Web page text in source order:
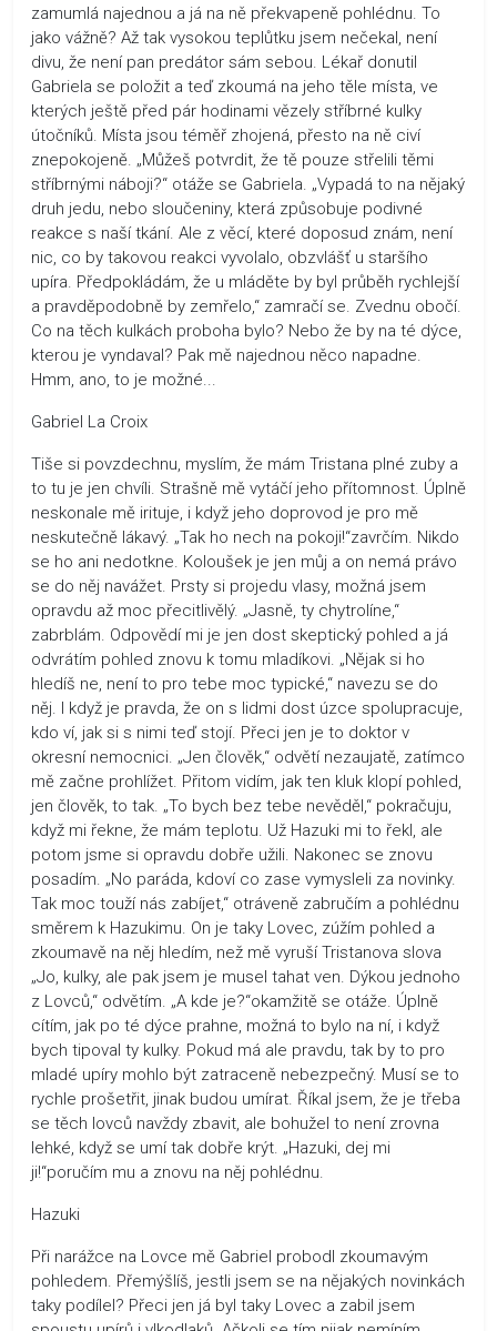
zamumlá najednou a já na ně překvapeně pohlédnu. To
jako vážně? Až tak vysokou teplůtku jsem nečekal, není
divu, že není pan predátor sám sebou. Lékař donutil
Gabriela se položit a teď zkoumá na jeho těle místa, ve
kterých ještě před pár hodinami vězely stříbrné kulky
útočníků. Místa jsou téměř zhojená, přesto na ně civí
znepokojeně. „Můžeš potvrdit, že tě pouze střelili těmi
stříbrnými náboji?“ otáže se Gabriela. „Vypadá to na nějaký
druh jedu, nebo sloučeniny, která způsobuje podivné
reakce s naší tkání. Ale z věcí, které doposud znám, není
nic, co by takovou reakci vyvolalo, obzvlášť u staršího
upíra. Předpokládám, že u mláděte by byl průběh rychlejší
a pravděpodobně by zemřelo,“ zamračí se. Zvednu obočí.
Co na těch kulkách proboha bylo? Nebo že by na té dýce,
kterou je vyndaval? Pak mě najednou něco napadne.
Hmm, ano, to je možné...
Gabriel La Croix
Tiše si povzdechnu, myslím, že mám Tristana plné zuby a
to tu je jen chvíli. Strašně mě vytáčí jeho přítomnost. Úplně
neskonale mě irituje, i když jeho doprovod je pro mě
neskutečně lákavý. „Tak ho nech na pokoji!“zavrčím. Nikdo
se ho ani nedotkne. Koloušek je jen můj a on nemá právo
se do něj navážet. Prsty si projedu vlasy, možná jsem
opravdu až moc přecitlivělý. „Jasně, ty chytrolíne,“
zabrblám. Odpovědí mi je jen dost skeptický pohled a já
odvrátím pohled znovu k tomu mladíkovi. „Nějak si ho
hledíš ne, není to pro tebe moc typické,“ navezu se do
něj. I když je pravda, že on s lidmi dost úzce spolupracuje,
kdo ví, jak si s nimi teď stojí. Přeci jen je to doktor v
okresní nemocnici. „Jen člověk,“ odvětí nezaujatě, zatímco
mě začne prohlížet. Přitom vidím, jak ten kluk klopí pohled,
jen člověk, to tak. „To bych bez tebe nevěděl,“ pokračuju,
když mi řekne, že mám teplotu. Už Hazuki mi to řekl, ale
potom jsme si opravdu dobře užili. Nakonec se znovu
posadím. „No paráda, kdoví co zase vymysleli za novinky.
Tak moc touží nás zabíjet,“ otráveně zabručím a pohlédnu
směrem k Hazukimu. On je taky Lovec, zúžím pohled a
zkoumavě na něj hledím, než mě vyruší Tristanova slova
„Jo, kulky, ale pak jsem je musel tahat ven. Dýkou jednoho
z Lovců,“ odvětím. „A kde je?“okamžitě se otáže. Úplně
cítím, jak po té dýce prahne, možná to bylo na ní, i když
bych tipoval ty kulky. Pokud má ale pravdu, tak by to pro
mladé upíry mohlo být zatraceně nebezpečný. Musí se to
rychle prošetřit, jinak budou umírat. Říkal jsem, že je třeba
se těch lovců navždy zbavit, ale bohužel to není zrovna
lehké, když se umí tak dobře krýt. „Hazuki, dej mi
ji!“poručím mu a znovu na něj pohlédnu.
Hazuki
Při narážce na Lovce mě Gabriel probodl zkoumavým
pohledem. Přemýšlíš, jestli jsem se na nějakých novinkách
taky podílel? Přeci jen já byl taky Lovec a zabil jsem